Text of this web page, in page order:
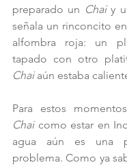
preparado un Chai y
señala un rinconcito
alfombra roja: un
Chai aún estaba
Chai como estar en
agua aún es una
problema. Como ya